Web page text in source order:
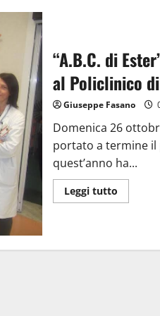
“A.B.C. di
al Policlinico
Giuseppe Fasano
Domenica 26
portato a termine il
quest’anno ha...
Leggi tutto